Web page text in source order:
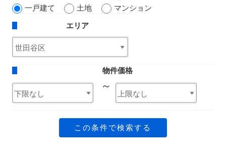
一戸建て
土地
マンション
エリア
物件価格
～
この条件で検索する